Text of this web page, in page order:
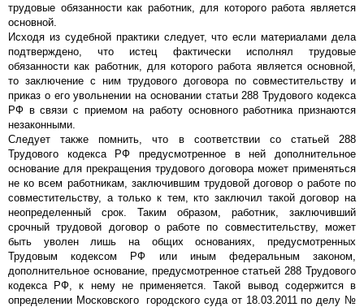
трудовые обязанности как работник, для которого работа является
основной.
Исходя из судебной практики следует, что если материалами дела
подтверждено, что истец фактически исполнял трудовые
обязанности как работник, для которого работа является основной,
то заключение с ним трудового договора по совместительству и
приказ о его увольнении на основании статьи 288 Трудового кодекса
РФ в связи с приемом на работу основного работника признаются
незаконными.
Следует также помнить, что в соответствии со статьей 288
Трудового кодекса РФ предусмотренное в ней дополнительное
основание для прекращения трудового договора может применяться
не ко всем работникам, заключившим трудовой договор о работе по
совместительству, а только к тем, кто заключил такой договор на
неопределенный срок. Таким образом, работник, заключивший
срочный трудовой договор о работе по совместительству, может
быть уволен лишь на общих основаниях, предусмотренных
Трудовым кодексом РФ или иным федеральным законом,
дополнительное основание, предусмотренное статьей 288 Трудового
кодекса РФ, к нему не применяется. Такой вывод содержится в
определении Московского городского суда от 18.03.2011 по делу №